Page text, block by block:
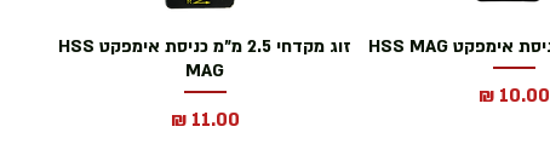
מחיר
זוג מקדחי 2.5 מ"מ כניסת אימפקט HSS
MAG
מחיר